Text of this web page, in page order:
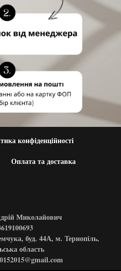
конфіденційності
Оплата та доставка
Миколайович
буд. 44А, м. Тернопіль,
область